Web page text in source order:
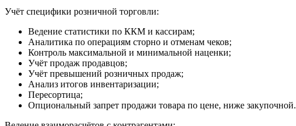
Учёт специфики розничной торговли:
Ведение статистики по ККМ и кассирам;
Аналитика по операциям сторно и отменам чеков;
Контроль максимальной и минимальной наценки;
Учёт продаж продавцов;
Учёт превышений розничных продаж;
Анализ итогов инвентаризации;
Пересортица;
Опциональный запрет продажи товара по цене, ниже закупочной.